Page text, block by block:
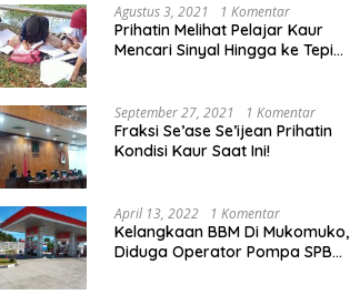
Agustus 3, 2021 1 Komentar
Prihatin Melihat Pelajar Kaur
Mencari Sinyal Hingga ke Tepi
Segera Bertindak
September 27, 2021 1 Komentar
Fraksi Se’ase Se’ijean Prihatin
Kondisi Kaur Saat Ini!
April 13, 2022 1 Komentar
Kelangkaan BBM Di Mukomuko,
Diduga Operator Pompa SPBU